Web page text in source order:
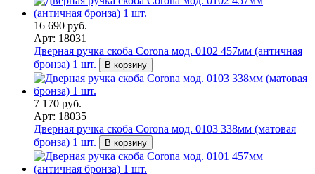
16 690 руб.
Арт: 18031
Дверная ручка скоба Corona мод. 0102 457мм (античная
бронза) 1 шт.
В корзину
7 170 руб.
Арт: 18035
Дверная ручка скоба Corona мод. 0103 338мм (матовая
бронза) 1 шт.
В корзину